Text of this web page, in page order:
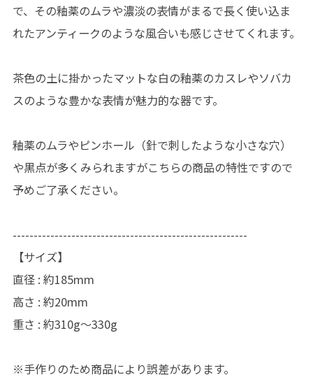
で、その釉薬のムラや濃淡の表情がまるで長く使い込ま
れたアンティークのような風合いも感じさせてくれます。
茶色の土に掛かったマットな白の釉薬のカスレやソバカ
スのような豊かな表情が魅力的な器です。
釉薬のムラやピンホール（針で刺したような小さな穴）
や黒点が多くみられますがこちらの商品の特性ですので
予めご了承ください。
--------------------------------------------------------
【サイズ】
直径 : 約185mm
高さ : 約20mm
重さ : 約310g〜330g
※手作りのため商品により誤差があります。